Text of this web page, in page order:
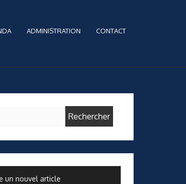
ADMINISTRATION CONTACT
un nouvel article